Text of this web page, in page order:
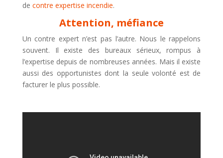
de contre expertise incendie.
Attention, méfiance
Un contre expert n’est pas l’autre. Nous le rappelons
souvent. Il existe des bureaux sérieux, rompus à
l’expertise depuis de nombreuses années. Mais il existe
aussi des opportunistes dont la seule volonté est de
facturer le plus possible.